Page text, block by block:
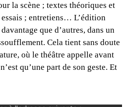
la scène ; textes théoriques et
; entretiens… L’édition
que d’autres, dans un
Cela tient sans doute
où le théâtre appelle avant
qu’une part de son geste. Et